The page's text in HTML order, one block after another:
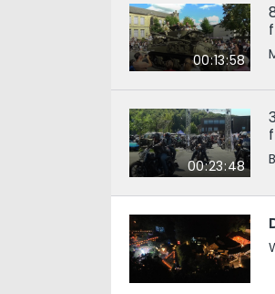
00:13:58
00:23:48